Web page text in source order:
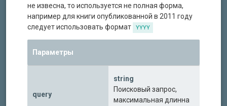
не извесна, то используется не полная форма,
например для книги опубликованной в 2011 году
следует использовать формат
YYYY
Параметры
query
string
Поисковый запрос,
максимальная длинна